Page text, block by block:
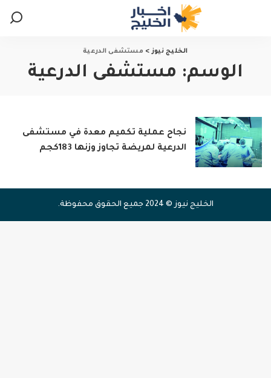
الخليج نيوز> مستشفى الدرعية
الوسم: مستشفى الدرعية
نجاح عملية تكميم معدة في مستشفى
الدرعية لمريضة تجاوز وزنها 183كجم
الخليج نيوز © 2024 جميع الحقوق محفوظة.